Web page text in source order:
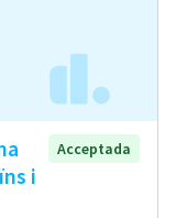
i
Acceptada